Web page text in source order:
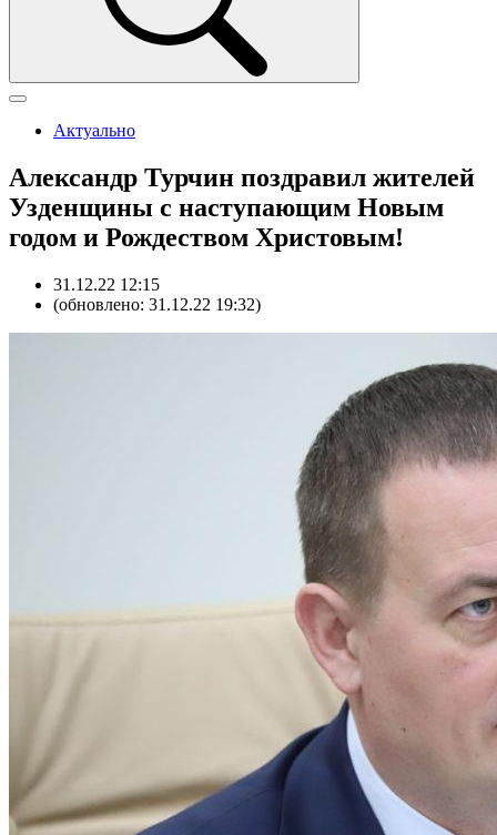
Актуально
Александр Турчин поздравил жителей
Узденщины с наступающим Новым
годом и Рождеством Христовым!
31.12.22 12:15
(обновлено: 31.12.22 19:32)